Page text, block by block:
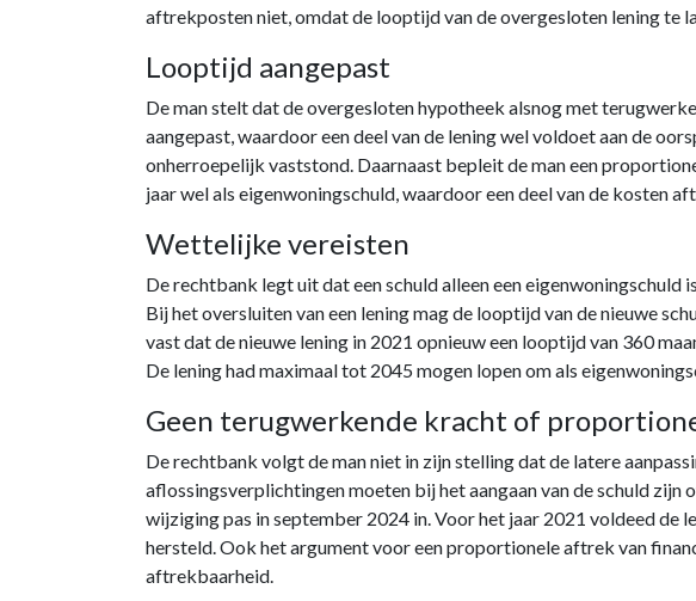
aftrekposten niet, omdat de looptijd van de overgesloten lening te
Looptijd aangepast
De man stelt dat de overgesloten hypotheek alsnog met
aangepast, waardoor een deel van de lening wel voldoet aan de
onherroepelijk vaststond. Daarnaast bepleit de man een
jaar wel als eigenwoningschuld, waardoor een deel van de kosten
Wettelijke vereisten
De rechtbank legt uit dat een schuld alleen een
Bij het oversluiten van een lening mag de looptijd van de nieuwe
vast dat de nieuwe lening in 2021 opnieuw een looptijd van 360
De lening had maximaal tot 2045 mogen lopen om als
Geen terugwerkende kracht of
De rechtbank volgt de man niet in zijn stelling dat de latere
aflossingsverplichtingen moeten bij het aangaan van de schuld
wijziging pas in september 2024 in. Voor het jaar 2021 voldeed
hersteld. Ook het argument voor een proportionele aftrek van
aftrekbaarheid.